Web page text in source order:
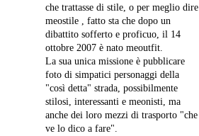
che trattasse di stile, o per meglio dire
meostile , fatto sta che dopo un
dibattito sofferto e proficuo, il 14
ottobre 2007 è nato meoutfit.
La sua unica missione è pubblicare
foto di simpatici personaggi della
"così detta" strada, possibilmente
stilosi, interessanti e meonisti, ma
anche dei loro mezzi di trasporto "che
ve lo dico a fare".